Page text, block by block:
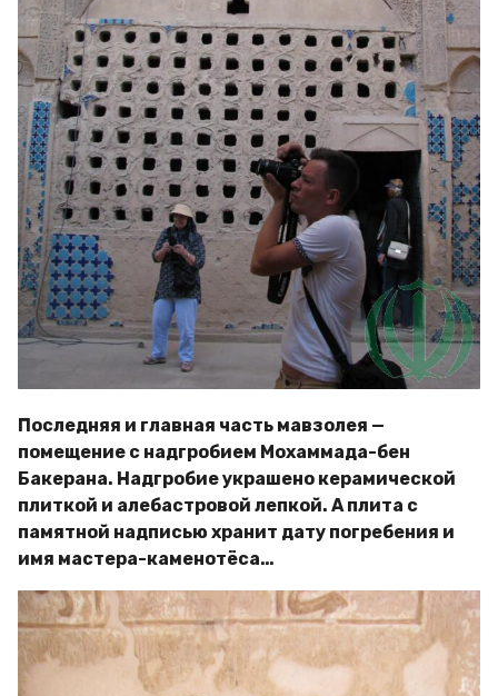
Последняя и главная часть мавзолея —
помещение с надгробием Мохаммада-бен
Бакерана. Надгробие украшено керамической
плиткой и алебастровой лепкой. А плита с
памятной надписью хранит дату погребения и
имя мастера-каменотёса…